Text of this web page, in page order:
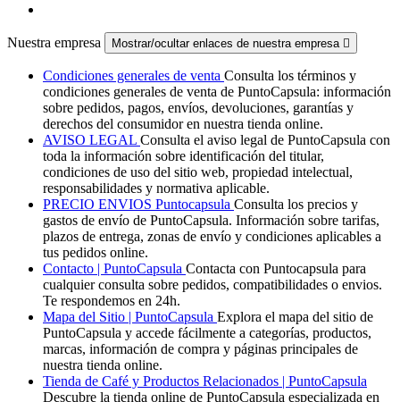
Nuestra empresa Mostrar/ocultar enlaces de nuestra empresa 
Condiciones generales de venta Consulta los términos y
condiciones generales de venta de PuntoCapsula: información
sobre pedidos, pagos, envíos, devoluciones, garantías y
derechos del consumidor en nuestra tienda online.
AVISO LEGAL Consulta el aviso legal de PuntoCapsula con
toda la información sobre identificación del titular,
condiciones de uso del sitio web, propiedad intelectual,
responsabilidades y normativa aplicable.
PRECIO ENVIOS Puntocapsula Consulta los precios y
gastos de envío de PuntoCapsula. Información sobre tarifas,
plazos de entrega, zonas de envío y condiciones aplicables a
tus pedidos online.
Contacto | PuntoCapsula Contacta con Puntocapsula para
cualquier consulta sobre pedidos, compatibilidades o envios.
Te respondemos en 24h.
Mapa del Sitio | PuntoCapsula Explora el mapa del sitio de
PuntoCapsula y accede fácilmente a categorías, productos,
marcas, información de compra y páginas principales de
nuestra tienda online.
Tienda de Café y Productos Relacionados | PuntoCapsula
Descubre la tienda online de PuntoCapsula especializada en